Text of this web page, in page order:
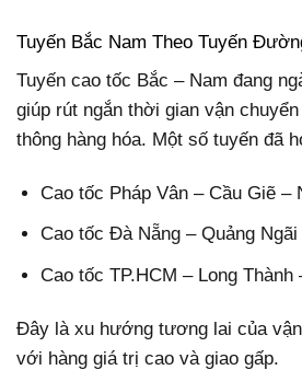
Tuyến Bắc Nam Theo Tuyến
Tuyến cao tốc Bắc – Nam đang
giúp rút ngắn thời gian vận
thông hàng hóa. Một số tuyến đã
Cao tốc Pháp Vân – Cầu Giẽ –
Cao tốc Đà Nẵng – Quảng Ngãi
Cao tốc TP.HCM – Long Thành
Đây là xu hướng tương lai của
với hàng giá trị cao và giao gấp.